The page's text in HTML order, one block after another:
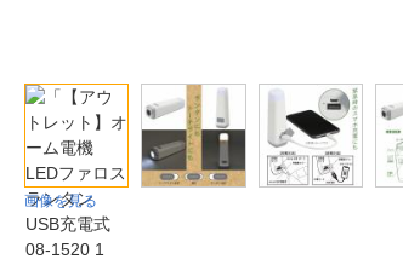
画像を見る